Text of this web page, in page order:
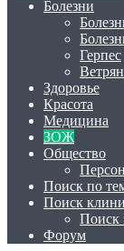
Болезни
Герпес
Здоровье
Красота
Медицина
ЗОЖ
Общество
Поиск по
Поиск
Поиск
Форум